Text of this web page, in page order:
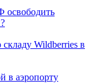
Wildberries в
в аэропорту